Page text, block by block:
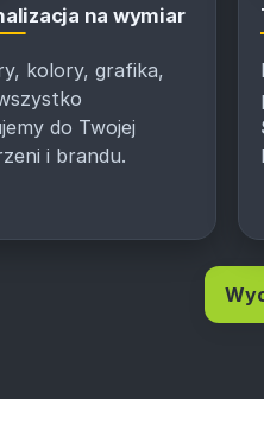
na wymiar
kolory, grafika,
do Twojej
i brandu.